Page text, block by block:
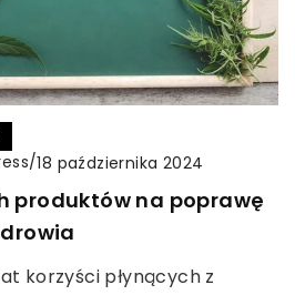
/18 października 2024
produktów na poprawę
korzyści płynących z